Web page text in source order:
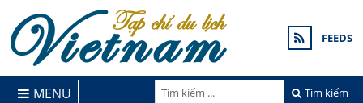
FEEDS
Tìm kiếm
MENU